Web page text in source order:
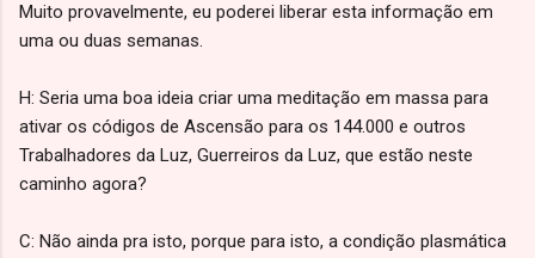
Muito provavelmente, eu poderei liberar esta informação em
uma ou duas semanas.
H: Seria uma boa ideia criar uma meditação em massa para
ativar os códigos de Ascensão para os 144.000 e outros
Trabalhadores da Luz, Guerreiros da Luz, que estão neste
caminho agora?
C: Não ainda pra isto, porque para isto, a condição plasmática